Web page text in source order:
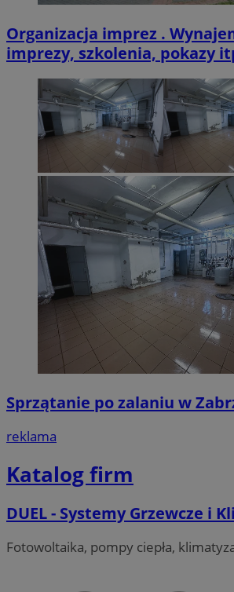
Organizacja imprez .
imprezy, szkolenia, pokazy
Sprzątanie po zalaniu w
reklama
Katalog firm
DUEL - Systemy Grzewcze i
Fotowoltaika, pompy ciepła,